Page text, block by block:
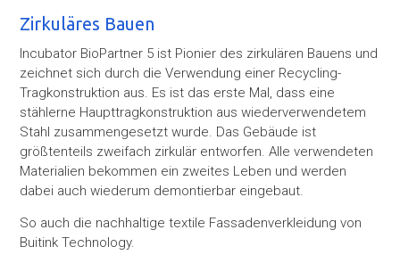
Zirkuläres Bauen
Incubator BioPartner 5 ist Pionier des zirkulären Bauens und
zeichnet sich durch die Verwendung einer Recycling-
Tragkonstruktion aus. Es ist das erste Mal, dass eine
stählerne Haupttragkonstruktion aus wiederverwendetem
Stahl zusammengesetzt wurde. Das Gebäude ist
größtenteils zweifach zirkulär entworfen. Alle verwendeten
Materialien bekommen ein zweites Leben und werden
dabei auch wiederum demontierbar eingebaut.
So auch die nachhaltige textile Fassadenverkleidung von
Buitink Technology.